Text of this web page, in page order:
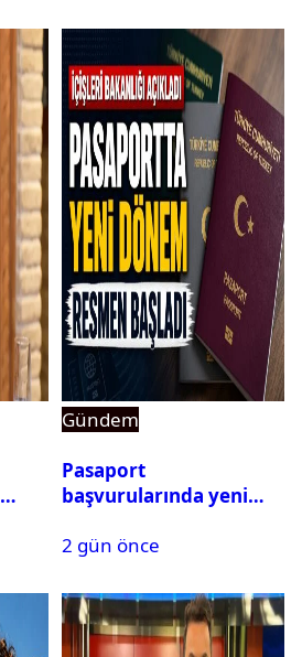
Gündem
Pasaport
başvurularında yeni
2 gün önce